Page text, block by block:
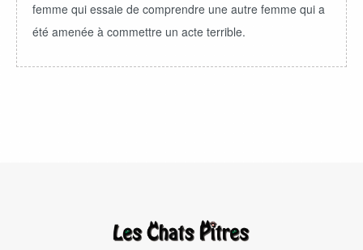
femme qui essaie de comprendre une autre femme qui a
été amenée à commettre un acte terrible.